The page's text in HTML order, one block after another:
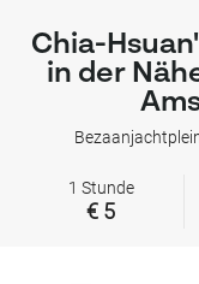
Chia-
in der
1 Stunde
€ 5